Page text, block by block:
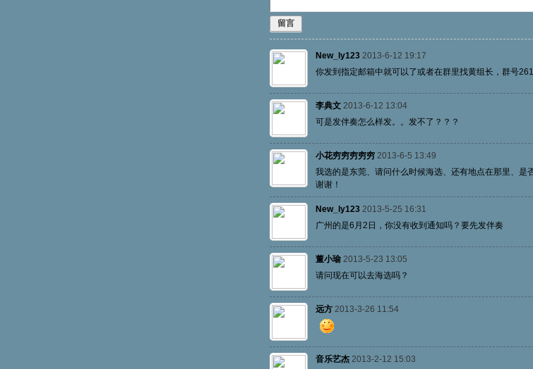
留言
New_ly123 2013-6-12 19:17
你发到指定邮箱中就可以了或者在群里找黄组长，群号
李典文 2013-6-12 13:04
可是发伴奏怎么样发。。发不了？？？
小花穷穷穷穷穷 2013-6-5 13:49
我选的是东莞、请问什么时候海选、还有地点在那里、是
谢谢！
New_ly123 2013-5-25 16:31
广州的是6月2日，你没有收到通知吗？要先发伴奏
董小瑜 2013-5-23 13:05
请问现在可以去海选吗？
远方 2013-3-26 11:54
音乐艺杰 2013-2-12 15:03